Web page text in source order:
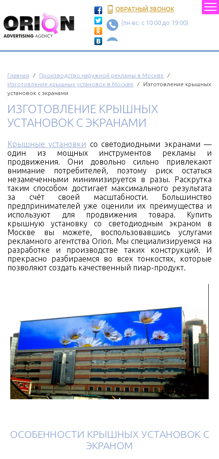
ОБРАТНЫЙ ЗВОНОК
(пн-вс: c 10:00 до 19:00)
Главная ⁄ Производство наружной рекламы в Москве ⁄
Изготовление крышных установок в Москве ⁄ Изготовление крышных
установок с экранами
ИЗГОТОВЛЕНИЕ КРЫШНЫХ
УСТАНОВОК С ЭКРАНАМИ
Крышные установки со светодиодными экранами —
один из мощных инструментов рекламы и
продвижения. Они довольно сильно привлекают
внимание потребителей, поэтому риск остаться
незамеченными минимизируется в разы. Раскрутка
таким способом достигает максимального результата
за счёт своей масштабности. Большинство
предпринимателей уже оценили их преимущества и
используют для продвижения товара. Купить
крышную установку со светодиодным экраном в
Москве вы можете, воспользовавшись услугами
рекламного агентства Orion. Мы специализируемся на
разработке и производстве таких конструкций. И
прекрасно разбираемся во всех тонкостях, которые
позволяют создать качественный пиар-продукт.
ОСОБЕННОСТИ КРЫШНЫХ УСТАНОВОК С
ЭКРАНОМ